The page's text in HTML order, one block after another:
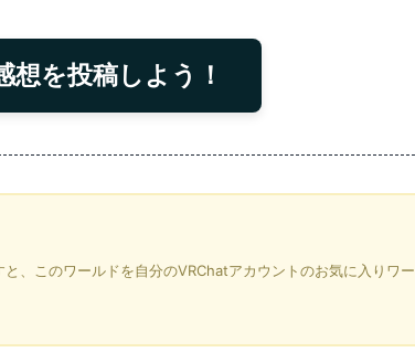
想を投稿しよう！
、このワールドを自分のVRChatアカウントのお気に入りワー